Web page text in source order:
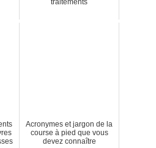
traitements
Acronymes et jargon de la
course à pied que vous
devez connaître